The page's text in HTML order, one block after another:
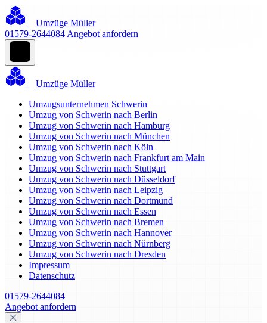
Umzüge Müller
01579-2644084 Angebot anfordern
Umzüge Müller
Umzugsunternehmen Schwerin
Umzug von Schwerin nach Berlin
Umzug von Schwerin nach Hamburg
Umzug von Schwerin nach München
Umzug von Schwerin nach Köln
Umzug von Schwerin nach Frankfurt am Main
Umzug von Schwerin nach Stuttgart
Umzug von Schwerin nach Düsseldorf
Umzug von Schwerin nach Leipzig
Umzug von Schwerin nach Dortmund
Umzug von Schwerin nach Essen
Umzug von Schwerin nach Bremen
Umzug von Schwerin nach Hannover
Umzug von Schwerin nach Nürnberg
Umzug von Schwerin nach Dresden
Impressum
Datenschutz
01579-2644084
Angebot anfordern